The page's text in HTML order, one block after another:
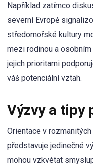
Například zatímco
severní Evropě
středomořské kultury
mezi rodinou a
jejich prioritami
váš potenciální vztah.
Výzvy a tipy
Orientace v
představuje jedinečné
mohou vzkvétat